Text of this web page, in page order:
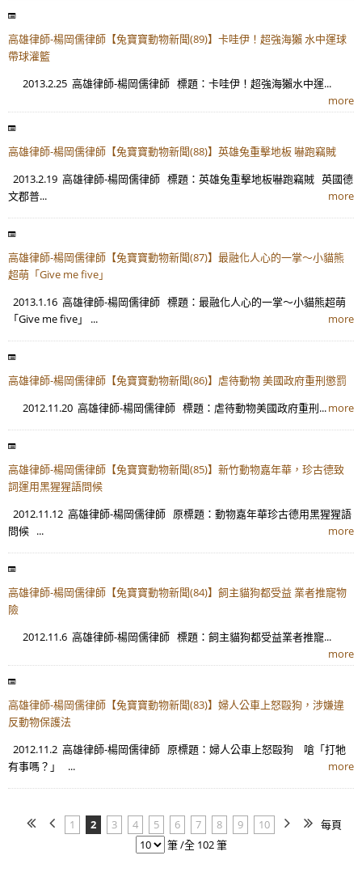
高雄律師-楊岡儒律師【兔寶寶動物新聞(89)】卡哇伊！超強海獺 水中運球
帶球灌籃
2013.2.25 高雄律師-楊岡儒律師 標題：卡哇伊！超強海獺水中運...
more
高雄律師-楊岡儒律師【兔寶寶動物新聞(88)】英雄兔重擊地板 嚇跑竊賊
2013.2.19 高雄律師-楊岡儒律師 標題：英雄兔重擊地板嚇跑竊賊 英國德
文郡普...
more
高雄律師-楊岡儒律師【兔寶寶動物新聞(87)】最融化人心的一掌～小貓熊
超萌「Give me five」
2013.1.16 高雄律師-楊岡儒律師 標題：最融化人心的一掌～小貓熊超萌
「Give me five」 ...
more
高雄律師-楊岡儒律師【兔寶寶動物新聞(86)】虐待動物 美國政府重刑懲罰
2012.11.20 高雄律師-楊岡儒律師 標題：虐待動物美國政府重刑...more
高雄律師-楊岡儒律師【兔寶寶動物新聞(85)】新竹動物嘉年華，珍古德致
詞運用黑猩猩語問候
2012.11.12 高雄律師-楊岡儒律師 原標題：動物嘉年華珍古德用黑猩猩語
問候 ...
more
高雄律師-楊岡儒律師【兔寶寶動物新聞(84)】飼主貓狗都受益 業者推寵物
險
2012.11.6 高雄律師-楊岡儒律師 標題：飼主貓狗都受益業者推寵...
more
高雄律師-楊岡儒律師【兔寶寶動物新聞(83)】婦人公車上怒毆狗，涉嫌違
反動物保護法
2012.11.2 高雄律師-楊岡儒律師 原標題：婦人公車上怒毆狗 嗆「打牠
有事嗎？」 ...
more
1 2 3 4 5 6 7 8 9 10
每頁
筆 /全 102 筆